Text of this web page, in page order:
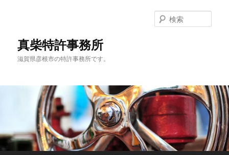
真柴特許事務所
滋賀県彦根市の特許事務所です。
索